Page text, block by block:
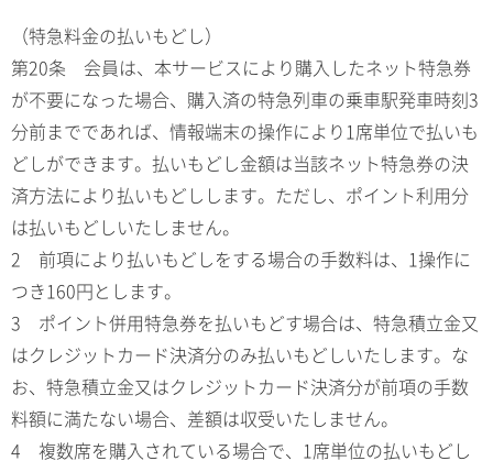
（特急料金の払いもどし）
第20条 会員は、本サービスにより購入したネット特急券
が不要になった場合、購入済の特急列車の乗車駅発車時刻3
分前までであれば、情報端末の操作により1席単位で払いも
どしができます。払いもどし金額は当該ネット特急券の決
済方法により払いもどしします。ただし、ポイント利用分
は払いもどしいたしません。
2 前項により払いもどしをする場合の手数料は、1操作に
つき160円とします。
3 ポイント併用特急券を払いもどす場合は、特急積立金又
はクレジットカード決済分のみ払いもどしいたします。な
お、特急積立金又はクレジットカード決済分が前項の手数
料額に満たない場合、差額は収受いたしません。
4 複数席を購入されている場合で、1席単位の払いもどし